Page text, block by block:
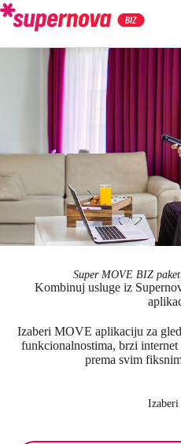
Super MOVE BIZ
Kombinuj usluge iz
Izaberi MOVE aplikaciju za
funkcionalnostima, brzi
prema svim
Izaberi